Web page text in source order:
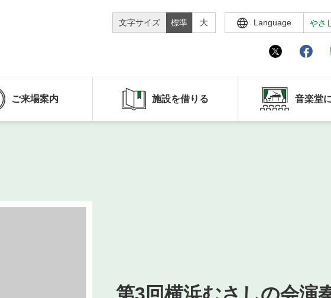
文字サイズ 標準 大 Language やさ
ご来場案内 施設を借りる 音楽堂